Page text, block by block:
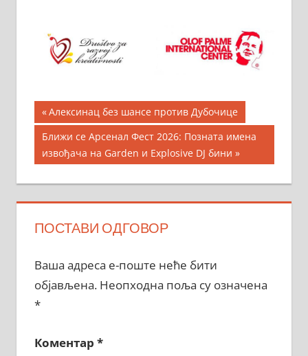
Кретање
чланка
Previous
Post:
Алексинац без шансе против Дубочице
Next
Post:
Ближи се Арсенал Фест 2026: Позната имена
извођача на Garden и Explosive DJ бини
ПОСТАВИ ОДГОВОР
Ваша адреса е-поште неће бити
објављена. Неопходна поља су означена
*
Коментар *